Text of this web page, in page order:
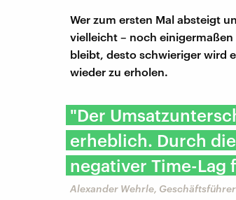
Wer zum ersten Mal absteigt
vielleicht – noch
bleibt, desto schwieriger wird
wieder zu erholen.
"Der
erheblich. Durch
negativer Time-Lag
Alexander Wehrle,